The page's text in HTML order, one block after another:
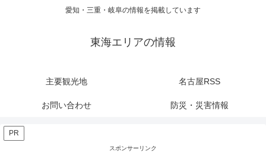
愛知・三重・岐阜の情報を掲載しています
東海エリアの情報
主要観光地 名古屋RSS
お問い合わせ 防災・災害情報
PR
スポンサーリンク